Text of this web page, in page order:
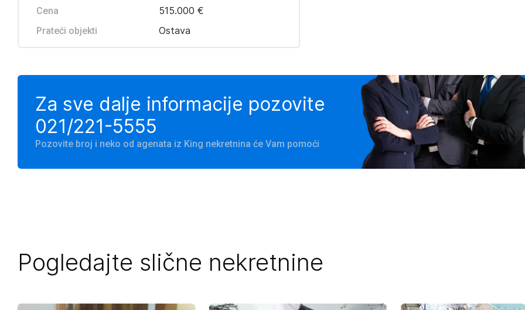
Cena 515.000 €
Prateći objekti Ostava
Za sve dalje informacije pozovite
021/221-5555
Pozovite broj i neko od agenata iz King nekretnina će Vam pomoći
Pogledajte slične nekretnine